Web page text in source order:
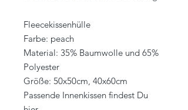
Fleecekissenhülle
Farbe: peach
Material: 35% Baumwolle und 65%
Polyester
Größe: 50x50cm, 40x60cm
Passende Innenkissen findest Du